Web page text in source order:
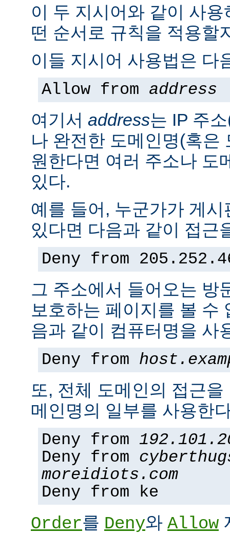
이 두 지시어와 같이 사
떤 순서로 규칙을 적용할
이들 지시어 사용법은 다
Allow from address
여기서 address는 IP 주
나 완전한 도메인명(혹은
원한다면 여러 주소나 도
있다.
예를 들어, 누군가가 게
있다면 다음과 같이 접근
Deny from
그 주소에서 들어오는 방
보호하는 페이지를 볼 수
음과 같이 컴퓨터명을 사
Deny from
또, 전체 도메인의 접근
메인명의 일부를 사용한
Deny from
Deny from
moreidiots.com
Deny from ke
Order를 Deny와 Allow